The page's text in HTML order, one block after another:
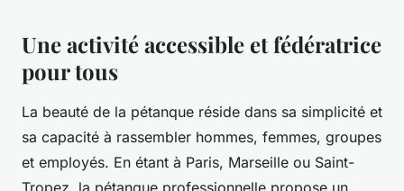
Une activité accessible et fédératrice
pour tous
La beauté de la pétanque réside dans sa simplicité et
sa capacité à rassembler hommes, femmes, groupes
et employés. En étant à Paris, Marseille ou Saint-
Tropez, la pétanque professionnelle propose un